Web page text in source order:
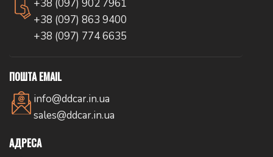
+38 (097) 902 7961
+38 (097) 863 9400
+38 (097) 774 6635
ПОШТА EMAIL
info@ddcar.in.ua
sales@ddcar.in.ua
АДРЕСА